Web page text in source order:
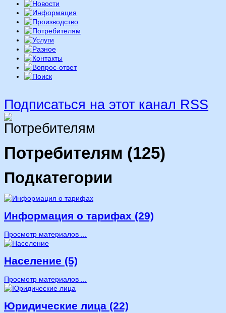
Подписаться на этот канал RSS
Потребителям (125)
Подкатегории
Информация о тарифах (29)
Просмотр материалов ...
Население (5)
Просмотр материалов ...
Юридические лица (22)